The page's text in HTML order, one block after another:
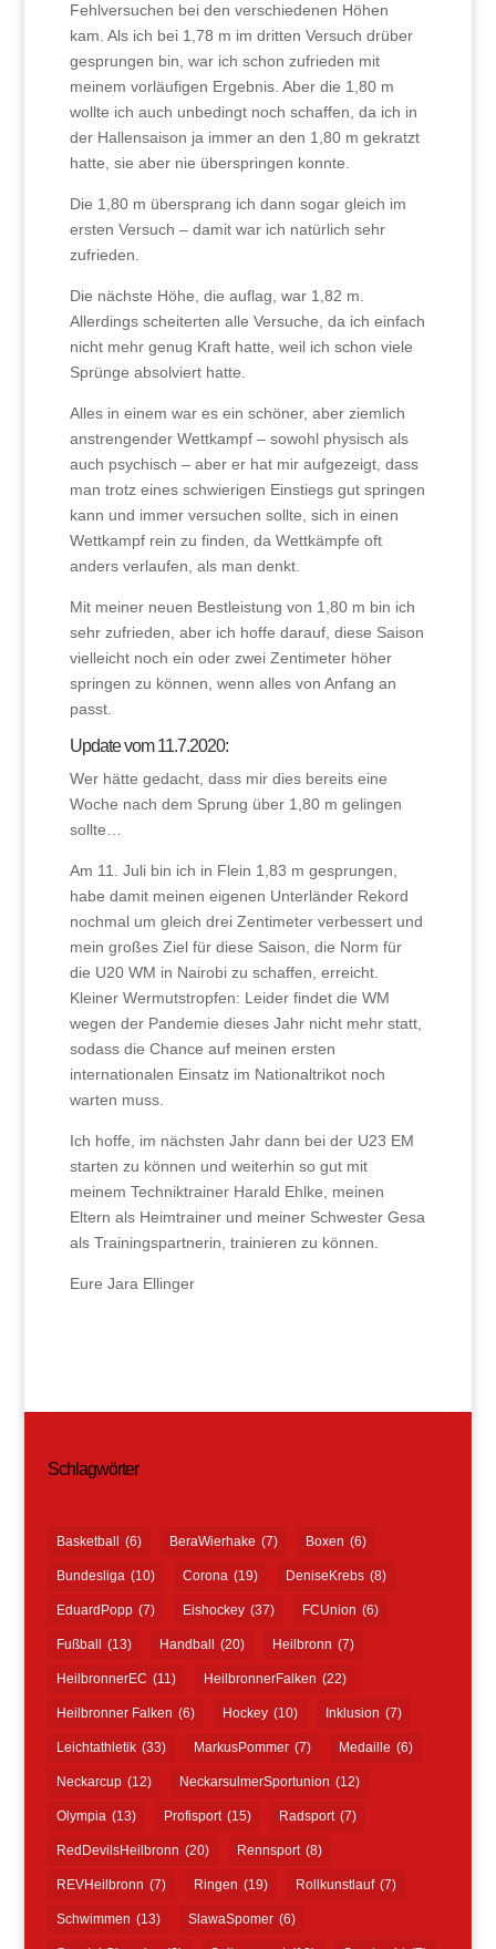
Fehlversuchen bei den verschiedenen Höhen
kam. Als ich bei 1,78 m im dritten Versuch drüber
gesprungen bin, war ich schon zufrieden mit
meinem vorläufigen Ergebnis. Aber die 1,80 m
wollte ich auch unbedingt noch schaffen, da ich in
der Hallensaison ja immer an den 1,80 m gekratzt
hatte, sie aber nie überspringen konnte.
Die 1,80 m übersprang ich dann sogar gleich im
ersten Versuch – damit war ich natürlich sehr
zufrieden.
Die nächste Höhe, die auflag, war 1,82 m.
Allerdings scheiterten alle Versuche, da ich einfach
nicht mehr genug Kraft hatte, weil ich schon viele
Sprünge absolviert hatte.
Alles in einem war es ein schöner, aber ziemlich
anstrengender Wettkampf – sowohl physisch als
auch psychisch – aber er hat mir aufgezeigt, dass
man trotz eines schwierigen Einstiegs gut springen
kann und immer versuchen sollte, sich in einen
Wettkampf rein zu finden, da Wettkämpfe oft
anders verlaufen, als man denkt.
Mit meiner neuen Bestleistung von 1,80 m bin ich
sehr zufrieden, aber ich hoffe darauf, diese Saison
vielleicht noch ein oder zwei Zentimeter höher
springen zu können, wenn alles von Anfang an
passt.
Update vom 11.7.2020:
Wer hätte gedacht, dass mir dies bereits eine
Woche nach dem Sprung über 1,80 m gelingen
sollte…
Am 11. Juli bin ich in Flein 1,83 m gesprungen,
habe damit meinen eigenen Unterländer Rekord
nochmal um gleich drei Zentimeter verbessert und
mein großes Ziel für diese Saison, die Norm für
die U20 WM in Nairobi zu schaffen, erreicht.
Kleiner Wermutstropfen: Leider findet die WM
wegen der Pandemie dieses Jahr nicht mehr statt,
sodass die Chance auf meinen ersten
internationalen Einsatz im Nationaltrikot noch
warten muss.
Ich hoffe, im nächsten Jahr dann bei der U23 EM
starten zu können und weiterhin so gut mit
meinem Techniktrainer Harald Ehlke, meinen
Eltern als Heimtrainer und meiner Schwester Gesa
als Trainingspartnerin, trainieren zu können.
Eure Jara Ellinger
Schlagwörter
Basketball (6) BeraWierhake (7) Boxen (6)
Bundesliga (10) Corona (19) DeniseKrebs (8)
EduardPopp (7) Eishockey (37) FCUnion (6)
Fußball (13) Handball (20) Heilbronn (7)
HeilbronnerEC (11) HeilbronnerFalken (22)
Heilbronner Falken (6) Hockey (10) Inklusion (7)
Leichtathletik (33) MarkusPommer (7) Medaille (6)
Neckarcup (12) NeckarsulmerSportunion (12)
Olympia (13) Profisport (15) Radsport (7)
RedDevilsHeilbronn (20) Rennsport (8)
REVHeilbronn (7) Ringen (19) Rollkunstlauf (7)
Schwimmen (13) SlawaSpomer (6)